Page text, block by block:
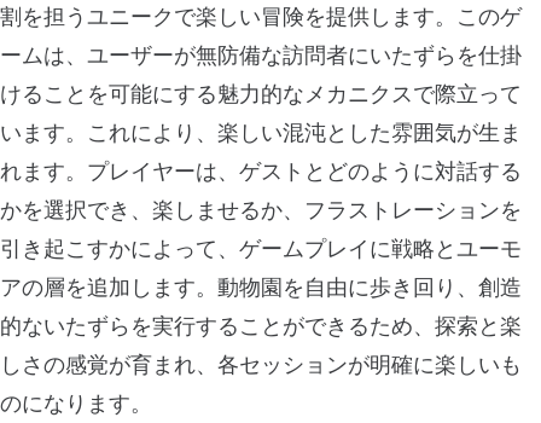
割を担うユニークで楽しい冒険を提供します。このゲ
ームは、ユーザーが無防備な訪問者にいたずらを仕掛
けることを可能にする魅力的なメカニクスで際立って
います。これにより、楽しい混沌とした雰囲気が生ま
れます。プレイヤーは、ゲストとどのように対話する
かを選択でき、楽しませるか、フラストレーションを
引き起こすかによって、ゲームプレイに戦略とユーモ
アの層を追加します。動物園を自由に歩き回り、創造
的ないたずらを実行することができるため、探索と楽
しさの感覚が育まれ、各セッションが明確に楽しいも
のになります。